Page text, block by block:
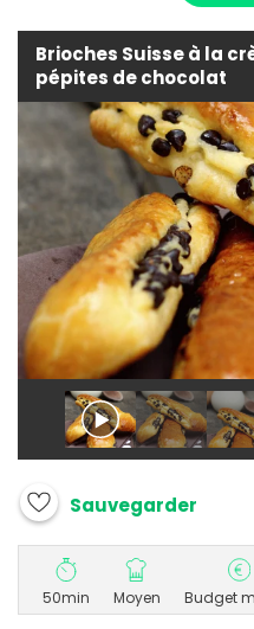
Brioches Suisse à la
pépites de chocolat
Sauvegarder
50min Moyen Budget